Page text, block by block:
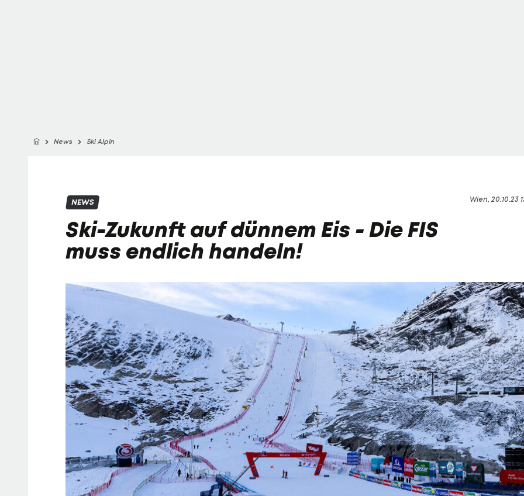
News Ski Alpin
Wien, 20.10.23
NEWS
Ski-Zukunft auf dünnem Eis - Die FIS
muss endlich handeln!